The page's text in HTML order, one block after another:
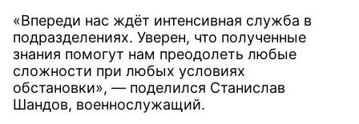
«Впереди нас ждёт интенсивная служба в
подразделениях. Уверен, что полученные
знания помогут нам преодолеть любые
сложности при любых условиях
обстановки», — поделился Станислав
Шандов, военнослужащий.